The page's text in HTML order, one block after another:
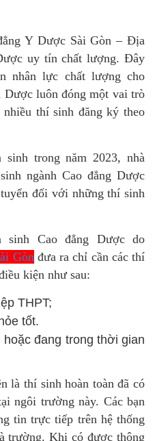
Y Dược Sài Gòn – Địa
uy tín chất lượng. Đây
nhân lực chất lượng cho
Dược luôn đóng một vai trò
thí sinh đăng ký theo
trong năm 2023, nhà
ngành Cao đẳng Dược
đối với những thí sinh
sinh Cao đẳng Dược do
Gòn đưa ra chỉ cần các thí
kiện như sau:
THPT;
tốt.
đang trong thời gian
là thí sinh hoàn toàn đã có
ngôi trường này. Các bạn
tin trực tiếp trên hệ thống
trường. Khi có được thông